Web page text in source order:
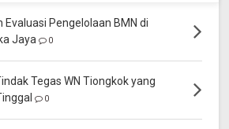
Pengelolaan BMN di
Jaya
0
Tegas WN Tiongkok yang
0